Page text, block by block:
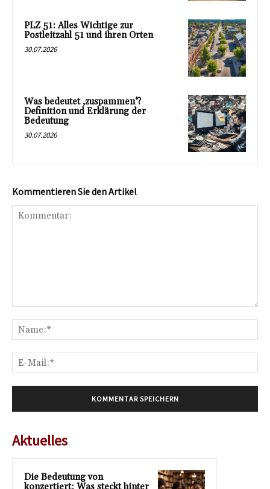
PLZ 51: Alles Wichtige zur
Postleitzahl 51 und ihren Orten
30.07.2026
Was bedeutet ‚zuspammen‘?
Definition und Erklärung der
Bedeutung
30.07.2026
Kommentieren Sie den Artikel
Aktuelles
Die Bedeutung von